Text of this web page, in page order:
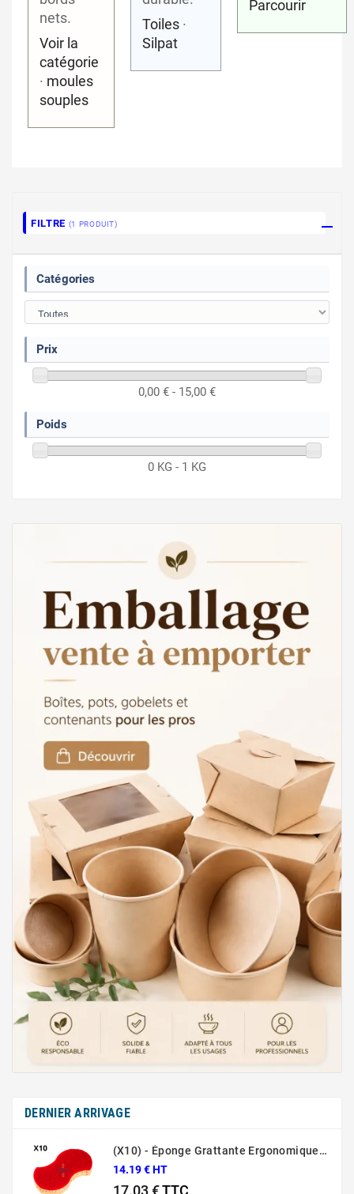
nets.
Voir la
catégorie
· moules
souples
Toiles ·
Silpat
Parcourir
FILTRE (1 PRODUIT)
Catégories
Prix
0,00 € - 15,00 €
Poids
0 KG - 1 KG
DERNIER ARRIVAGE
(X10) - Éponge Grattante Ergonomique Rouge Sponrex 92
14.19 € HT
17.03 €TTC